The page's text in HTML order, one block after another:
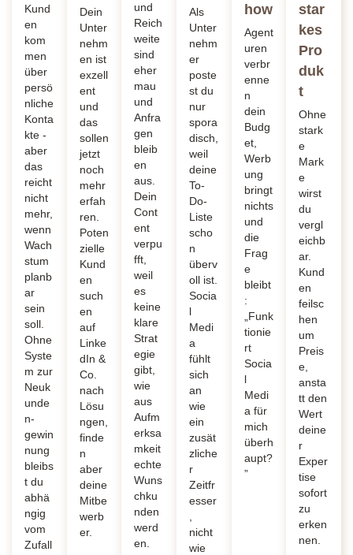
Kund
en
kom
men
über
persö
nliche
Konta
kte -
aber
das
reicht
nicht
mehr,
wenn
Wach
stum
planb
ar
sein
soll.
Ohne
Syste
m zur
Neuk
unde
n-
gewin
nung
bleibs
t du
abhä
ngig
vom
Zufall
Dein
Unter
nehm
en ist
exzell
ent
und
das
sollen
jetzt
noch
mehr
erfah
ren.
Poten
zielle
Kund
en
such
en
auf
Linke
dIn &
Co.
nach
Lösu
ngen,
finde
n
aber
deine
Mitbe
werb
er.
und
Reich
weite
sind
eher
mau
und
Anfra
gen
bleib
en
aus.
Dein
Cont
ent
verpu
fft,
weil
es
keine
klare
Strat
egie
gibt,
wie
aus
Aufm
erksa
mkeit
echte
Wuns
chku
nden
werd
en.
Als
Unter
nehm
er
poste
st du
nur
spora
disch,
weil
deine
To-
Do-
Liste
scho
n
überv
oll ist.
Socia
l
Medi
a
fühlt
sich
an
wie
ein
zusät
zliche
r
Zeitfr
esser
nicht
wie
how
Agent
uren
verbr
enne
n
dein
Budg
et,
Werb
ung
bringt
nichts
und
die
Frag
e
bleibt
:
„Funk
tionie
rt
Socia
l
Medi
a für
mich
überh
aupt?
”
star
kes
Pro
duk
t
Ohne
stark
e
Mark
e
wirst
du
vergl
eichb
ar.
Kund
en
feilsc
hen
um
Preis
e,
ansta
tt den
Wert
deine
r
Exper
tise
sofort
zu
erken
nen.